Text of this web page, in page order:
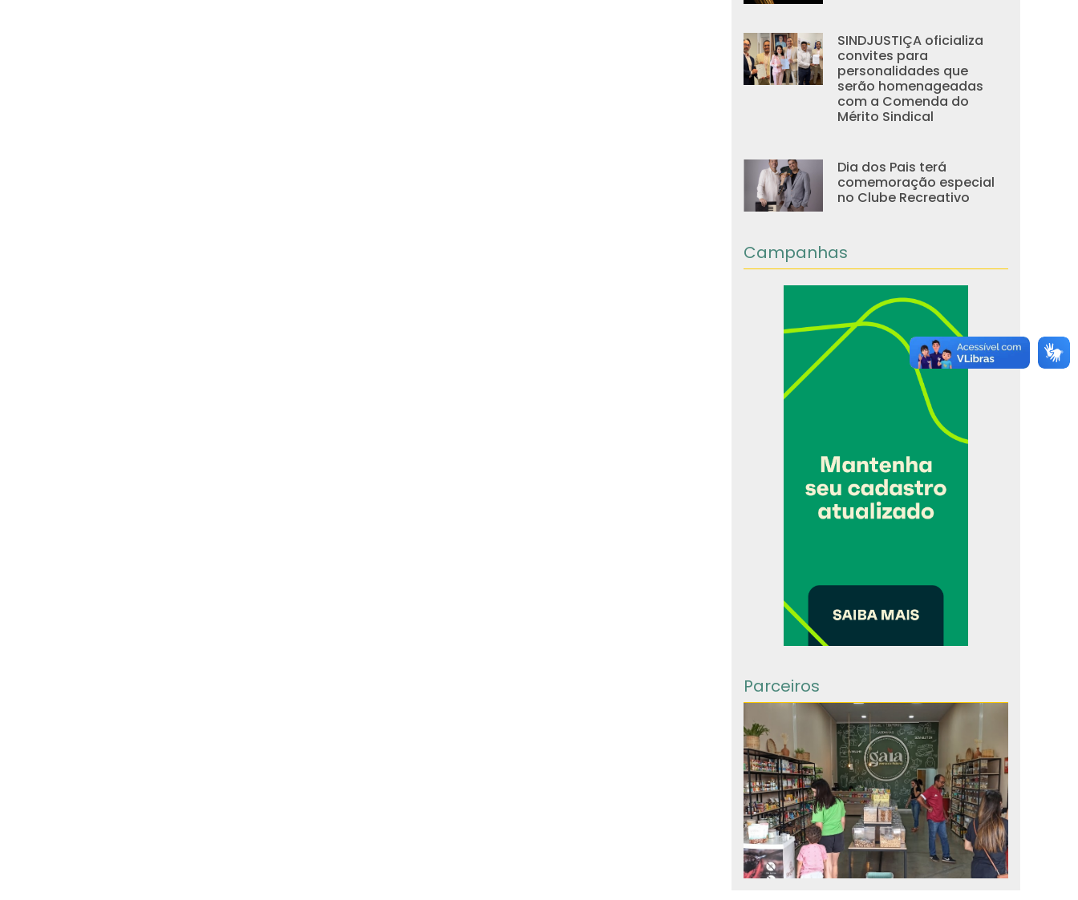
SINDJUSTIÇA oficializa
convites para
personalidades que
serão homenageadas
com a Comenda do
Mérito Sindical
Dia dos Pais terá
comemoração especial
no Clube Recreativo
Campanhas
Parceiros